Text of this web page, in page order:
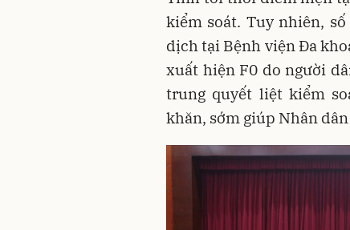
kiểm soát. Tuy nhiên,
dịch tại Bệnh viện Đa
xuất hiện F0 do người
trung quyết liệt kiểm
khăn, sớm giúp Nhân